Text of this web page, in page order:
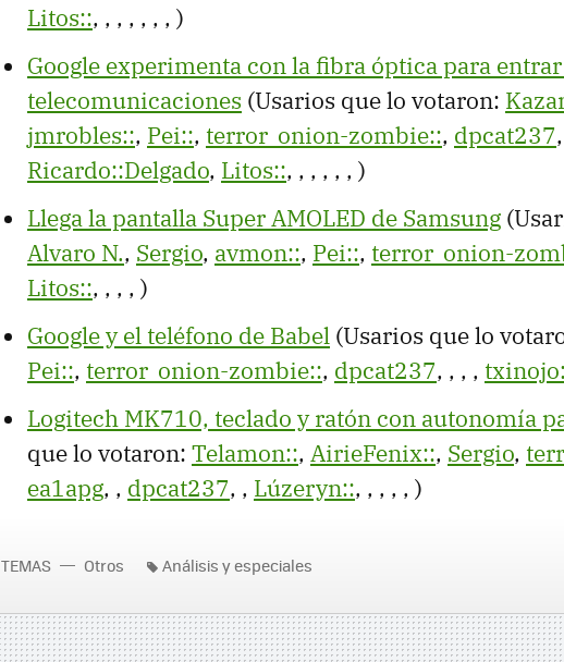
Litos::, , , , , , , )
Google experimenta con la fibra óptica para
telecomunicaciones (Usarios que lo votaron:
jmrobles::, Pei::, terror_onion-zombie::, dpcat237,
Ricardo::Delgado, Litos::, , , , , , )
Llega la pantalla Super AMOLED de Samsung
Alvaro N., Sergio, avmon::, Pei::, terror_onion-
Litos::, , , , )
Google y el teléfono de Babel (Usarios que lo
Pei::, terror_onion-zombie::, dpcat237, , , ,
Logitech MK710, teclado y ratón con autonomía
que lo votaron: Telamon::, AirieFenix::, Sergio,
ea1apg, , dpcat237, , Lúzeryn::, , , , , )
TEMAS Otros Análisis y especiales